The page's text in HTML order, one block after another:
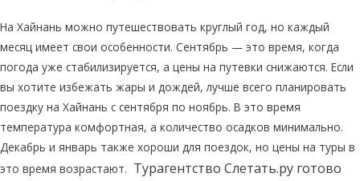
На Хайнань можно путешествовать круглый год, но каждый
месяц имеет свои особенности. Сентябрь — это время, когда
погода уже стабилизируется, а цены на путевки снижаются. Если
вы хотите избежать жары и дождей, лучше всего планировать
поездку на Хайнань с сентября по ноябрь. В это время
температура комфортная, а количество осадков минимально.
Декабрь и январь также хороши для поездок, но цены на туры в
это время возрастают. Турагентство Слетать.ру готово